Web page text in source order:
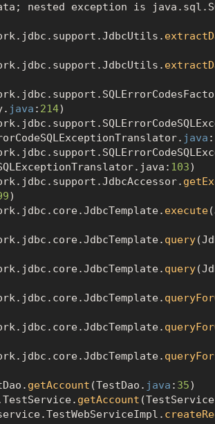
nested exception is
java : 214)
java :
103)
)
execute
query
query
getAccount (TestDao. java : 35)
getAccount